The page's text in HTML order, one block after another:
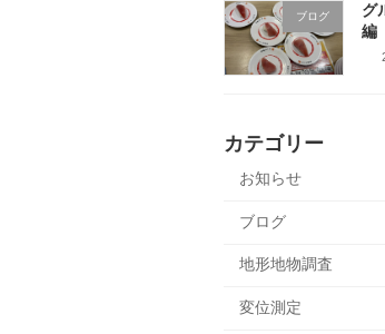
ブログ
グ
編
カテゴリー
お知らせ
ブログ
地形地物調査
変位測定